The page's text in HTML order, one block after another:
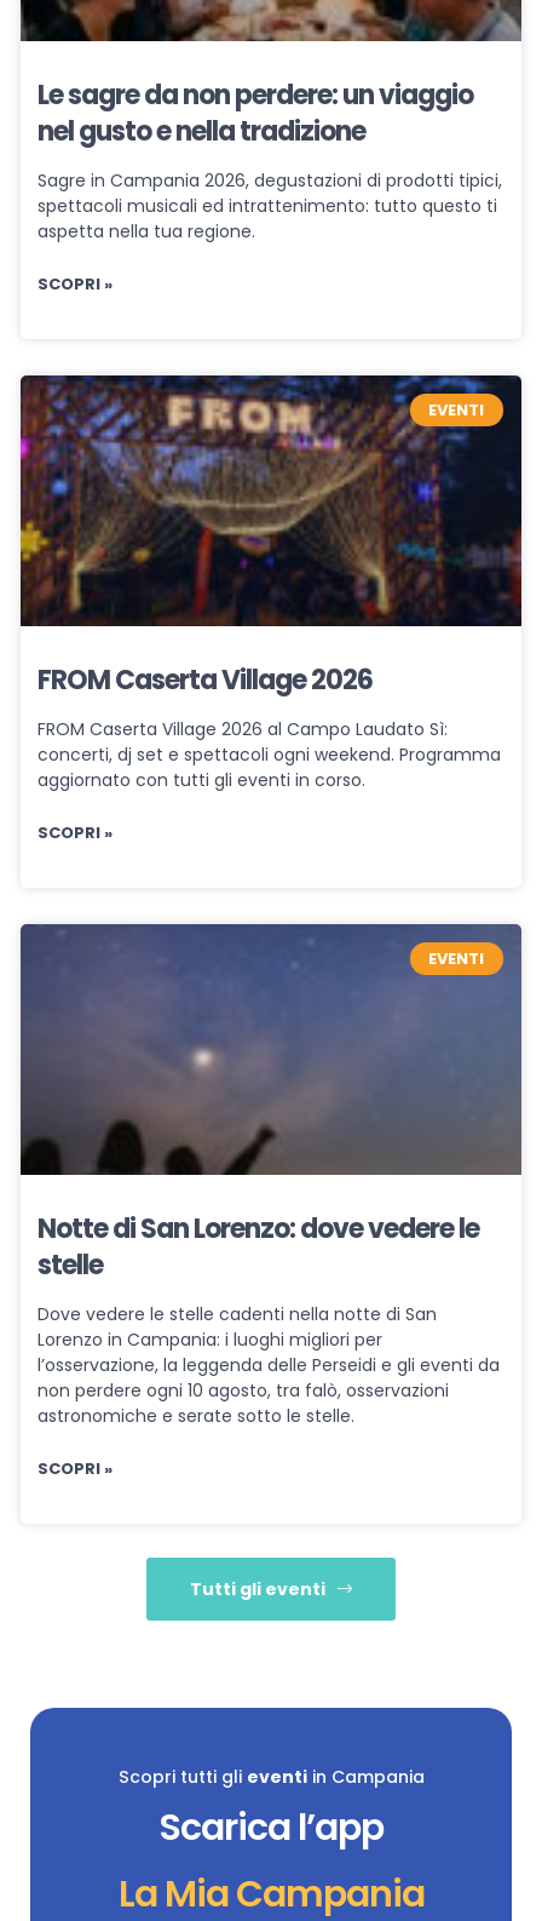
Le sagre da non perdere: un viaggio
nel gusto e nella tradizione
Sagre in Campania 2026, degustazioni di prodotti tipici,
spettacoli musicali ed intrattenimento: tutto questo ti
aspetta nella tua regione.
SCOPRI »
EVENTI
FROM Caserta Village 2026
FROM Caserta Village 2026 al Campo Laudato Sì:
concerti, dj set e spettacoli ogni weekend. Programma
aggiornato con tutti gli eventi in corso.
SCOPRI »
EVENTI
Notte di San Lorenzo: dove vedere le
stelle
Dove vedere le stelle cadenti nella notte di San
Lorenzo in Campania: i luoghi migliori per
l’osservazione, la leggenda delle Perseidi e gli eventi da
non perdere ogni 10 agosto, tra falò, osservazioni
astronomiche e serate sotto le stelle.
SCOPRI »
Tutti gli eventi
Scopri tutti gli eventiin Campania
Scarica l’app
La Mia Campania